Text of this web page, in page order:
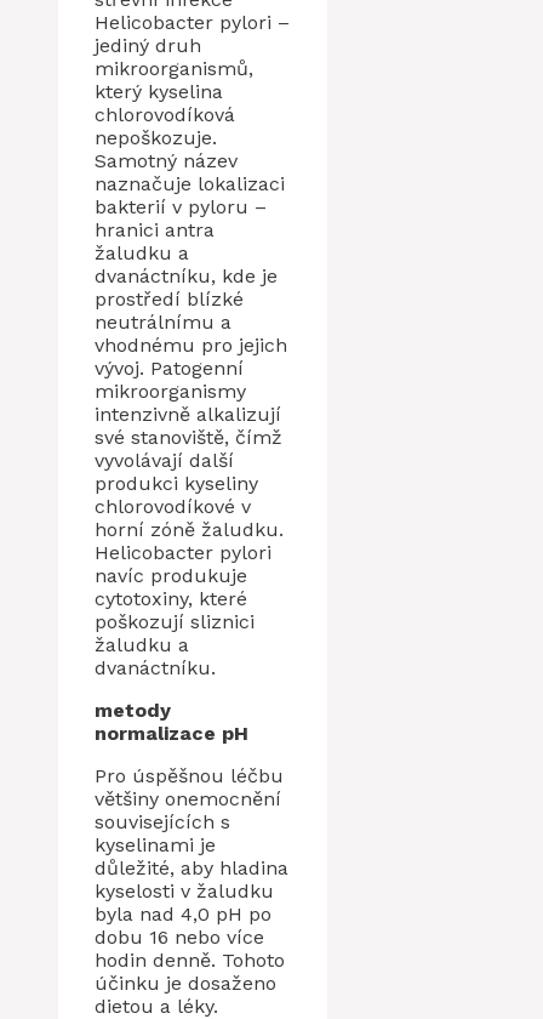
Helicobacter pylori –
jediný druh
mikroorganismů,
který kyselina
chlorovodíková
nepoškozuje.
Samotný název
naznačuje lokalizaci
bakterií v pyloru –
hranici antra
žaludku a
dvanáctníku, kde je
prostředí blízké
neutrálnímu a
vhodnému pro jejich
vývoj. Patogenní
mikroorganismy
intenzivně alkalizují
své stanoviště, čímž
vyvolávají další
produkci kyseliny
chlorovodíkové v
horní zóně žaludku.
Helicobacter pylori
navíc produkuje
cytotoxiny, které
poškozují sliznici
žaludku a
dvanáctníku.
metody
normalizace pH
Pro úspěšnou léčbu
většiny onemocnění
souvisejících s
kyselinami je
důležité, aby hladina
kyselosti v žaludku
byla nad 4,0 pH po
dobu 16 nebo více
hodin denně. Tohoto
účinku je dosaženo
dietou a léky.